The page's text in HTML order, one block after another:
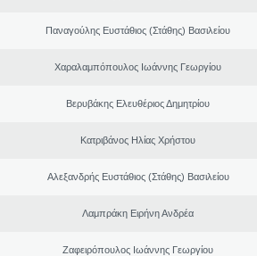
Παναγούλης Ευστάθιος (Στάθης) Βασιλείου
Χαραλαμπόπουλος Ιωάννης Γεωργίου
Βερυβάκης Ελευθέριος Δημητρίου
Κατριβάνος Ηλίας Χρήστου
Αλεξανδρής Ευστάθιος (Στάθης) Βασιλείου
Λαμπράκη Ειρήνη Ανδρέα
Ζαφειρόπουλος Ιωάννης Γεωργίου